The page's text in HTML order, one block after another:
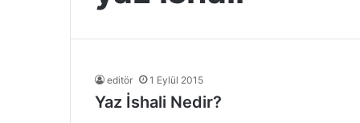
editör 1 Eylül 2015
Yaz İshali Nedir?